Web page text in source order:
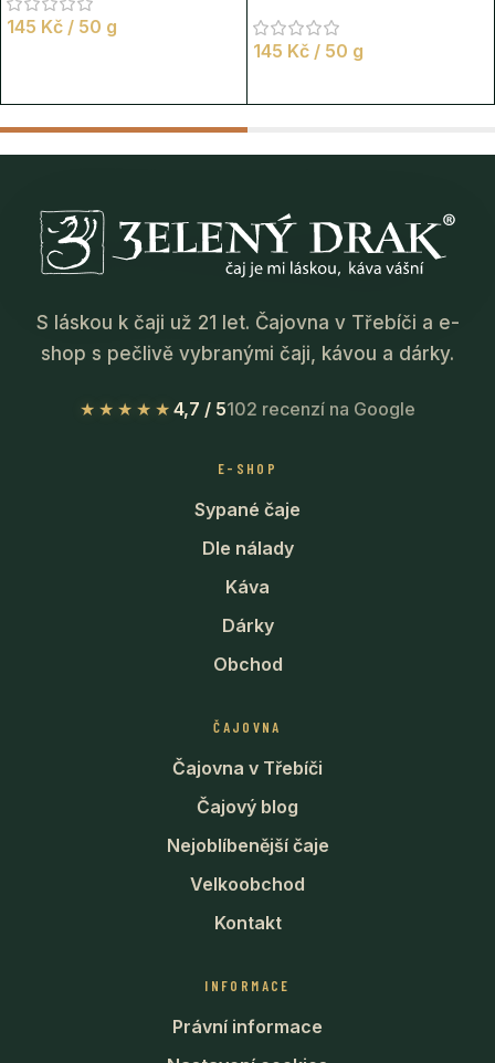
145 Kč / 50 g
145 Kč / 50 g
S láskou k čaji už 21 let. Čajovna v Třebíči a e-
shop s pečlivě vybranými čaji, kávou a dárky.
★★★★★ 4,7 / 5102 recenzí na Google
E-SHOP
Sypané čaje
Dle nálady
Káva
Dárky
Obchod
ČAJOVNA
Čajovna v Třebíči
Čajový blog
Nejoblíbenější čaje
Velkoobchod
Kontakt
INFORMACE
Právní informace